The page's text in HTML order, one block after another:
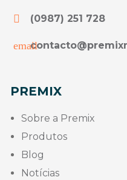
(0987) 251 728
PREMIX
Sobre a Premix
Produtos
Blog
Notícias